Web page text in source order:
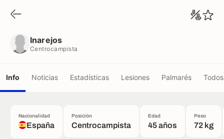
Inarejos
Centrocampista
Info Noticias Estadísticas Lesiones Palmarés
Nacionalidad
España
Posición
Centrocampista
Edad
45 años
Peso
72 kg